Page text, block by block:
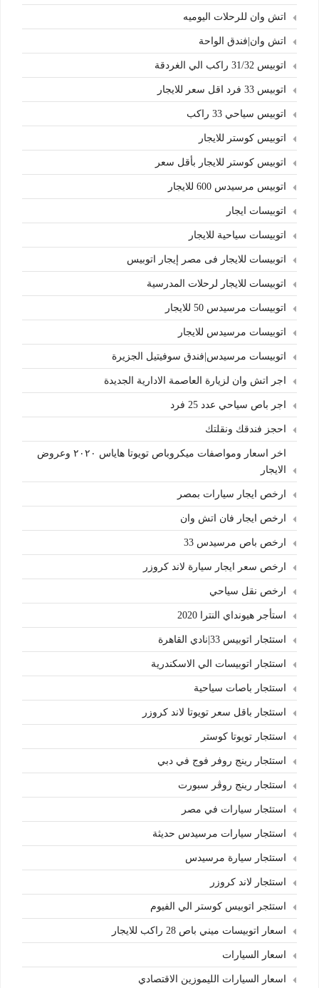
اتش وان للرحلات اليوميه
اتش وان|فندق الواحة
اتوبيس 31/32 راكب الي الغردقة
اتوبيس 33 فرد اقل سعر للايجار
اتوبيس سياحي 33 راكب
اتوبيس كوستر للايجار
اتوبيس كوستر للايجار بأقل سعر
اتوبيس مرسيدس 600 للايجار
اتوبيسات ايجار
اتوبيسات سياحية للايجار
اتوبيسات للايجار فى مصر إيجار اتوبيس
اتوبيسات للايجار لرحلات المدرسية
اتوبيسات مرسيدس 50 للايجار
اتوبيسات مرسيدس للايجار
اتوبيسات مرسيدس|فندق سوفيتيل الجزيرة
اجر اتش وان لزيارة العاصمة الادارية الجديدة
اجر باص سياحي عدد 25 فرد
احجز فندقك ونقلتك
اخر اسعار ومواصفات ميكروباص تويوتا هاياس ٢٠٢٠ وعروض
الايجار
ارخص ايجار سيارات بمصر
ارخص ايجار فان اتش وان
ارخص باص مرسيدس 33
ارخص سعر ايجار سيارة لاند كروزر
ارخص نقل سياحي
استأجر هيونداي النترا 2020
استئجار اتوبيس 33|نادي القاهرة
استئجار اتوبيسات الي الاسكندرية
استئجار باصات سياحية
استئجار باقل سعر تويوتا لاند كروزر
استئجار تويوتا كوستر
استئجار رينج روفر فوج في دبي
استئجار رينج روڤر سبورت
استئجار سيارات في مصر
استئجار سيارات مرسيدس حديثة
استئجار سيارة مرسيدس
استئجار لاند كروزر
استئجر اتوبيس كوستر الي الفيوم
اسعار اتوبيسات ميني باص 28 راكب للايجار
اسعار السيارات
اسعار السيارات الليموزين الاقتصادي